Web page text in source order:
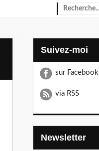
Suivez-moi
sur Facebook
via RSS
Newsletter